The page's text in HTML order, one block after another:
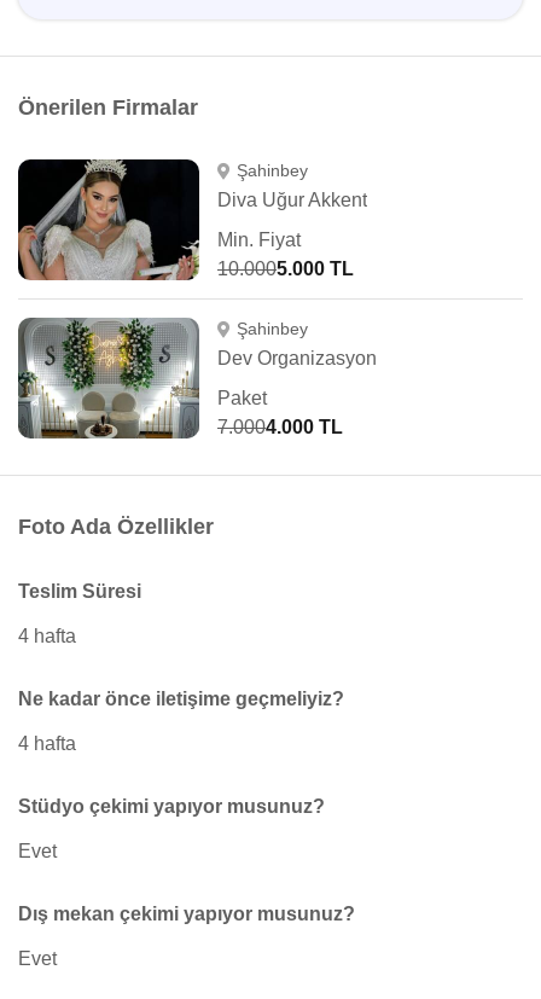
Önerilen Firmalar
Şahinbey
Diva Uğur Akkent
Min. Fiyat
10.0005.000 TL
Şahinbey
Dev Organizasyon
Paket
7.0004.000 TL
Foto Ada Özellikler
Teslim Süresi
4 hafta
Ne kadar önce iletişime geçmeliyiz?
4 hafta
Stüdyo çekimi yapıyor musunuz?
Evet
Dış mekan çekimi yapıyor musunuz?
Evet